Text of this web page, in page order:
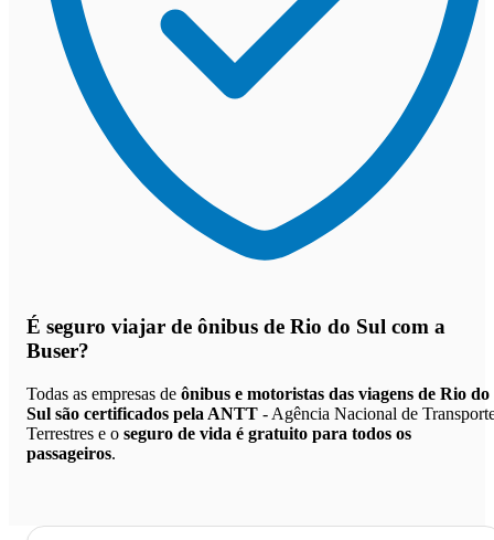
É seguro viajar de ônibus de Rio do Sul com a
Buser?
Todas as empresas de ônibus e motoristas das viagens de Rio do
Sul são certificados pela ANTT - Agência Nacional de
Terrestres e o seguro de vida é gratuito para todos os
passageiros.